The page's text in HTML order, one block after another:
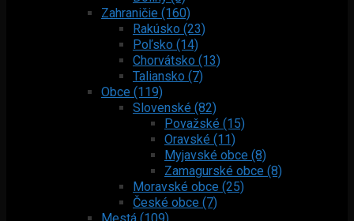
Zahraničie (160)
Rakúsko (23)
Poľsko (14)
Chorvátsko (13)
Taliansko (7)
Obce (119)
Slovenské (82)
Považské (15)
Oravské (11)
Myjavské obce (8)
Zamagurské obce (8)
Moravské obce (25)
České obce (7)